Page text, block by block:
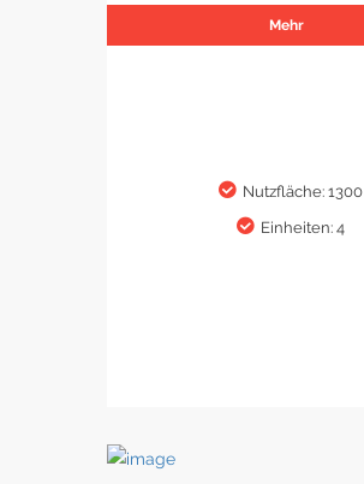
Mehr
Nutzfläche: 1300
Einheiten: 4